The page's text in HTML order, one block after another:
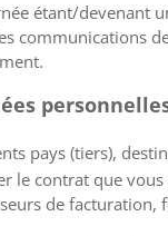
étant/devenant
communications
pays (tiers),
le contrat que
de facturation,